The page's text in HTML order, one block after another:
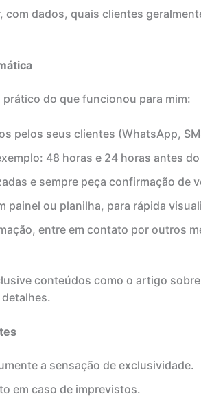
dados, quais clientes
do que funcionou para mim:
pelos seus clientes (WhatsApp,
48 horas e 24 horas antes
e sempre peça confirmação de
painel ou planilha, para rápida
entre em contato por outros
conteúdos como o artigo
a sensação de exclusividade.
em caso de imprevistos.